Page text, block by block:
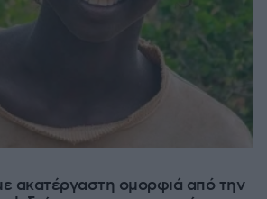
ακατέργαστη ομορφιά από την